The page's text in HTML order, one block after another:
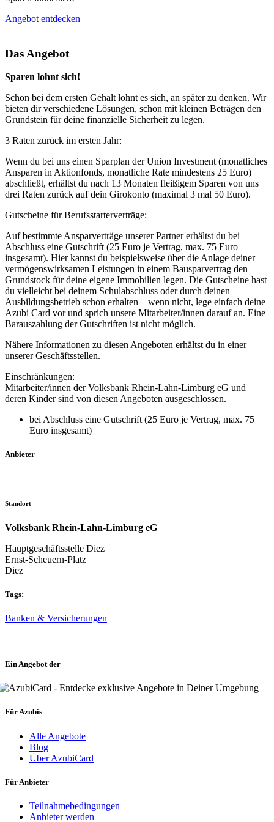
Angebot entdecken
Das Angebot
Sparen lohnt sich!
Schon bei dem ersten Gehalt lohnt es sich, an später zu denken. Wir
bieten dir verschiedene Lösungen, schon mit kleinen Beträgen den
Grundstein für deine finanzielle Sicherheit zu legen.
3 Raten zurück im ersten Jahr:
Wenn du bei uns einen Sparplan der Union Investment (monatliches
Ansparen in Aktionfonds, monatliche Rate mindestens 25 Euro)
abschließt, erhältst du nach 13 Monaten fleißigem Sparen von uns
drei Raten zurück auf dein Girokonto (maximal 3 mal 50 Euro).
Gutscheine für Berufsstarterverträge:
Auf bestimmte Ansparverträge unserer Partner erhältst du bei
Abschluss eine Gutschrift (25 Euro je Vertrag, max. 75 Euro
insgesamt). Hier kannst du beispielsweise über die Anlage deiner
vermögenswirksamen Leistungen in einem Bausparvertrag den
Grundstock für deine eigene Immobilien legen. Die Gutscheine hast
du vielleicht bei deinem Schulabschluss oder durch deinen
Ausbildungsbetrieb schon erhalten – wenn nicht, lege einfach deine
Azubi Card vor und sprich unsere Mitarbeiter/innen darauf an. Eine
Barauszahlung der Gutschriften ist nicht möglich.
Nähere Informationen zu diesen Angeboten erhältst du in einer
unserer Geschäftsstellen.
Einschränkungen:
Mitarbeiter/innen der Volksbank Rhein-Lahn-Limburg eG und
deren Kinder sind von diesen Angeboten ausgeschlossen.
bei Abschluss eine Gutschrift (25 Euro je Vertrag, max. 75
Euro insgesamt)
Anbieter
Standort
Volksbank Rhein-Lahn-Limburg eG
Hauptgeschäftsstelle Diez
Ernst-Scheuern-Platz
Diez
Tags:
Banken & Versicherungen
Ein Angebot der
Für Azubis
Alle Angebote
Blog
Über AzubiCard
Für Anbieter
Teilnahmebedingungen
Anbieter werden